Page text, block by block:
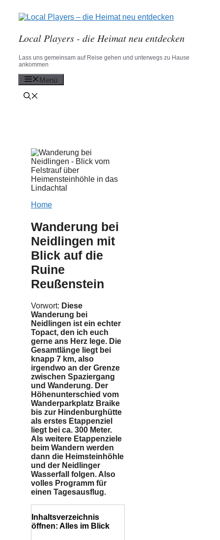
Inhalt
Local Players - die Heimat neu entdecken
Lass uns gemeinsam auf Reise gehen und unterwegs zu Hause
ankommen
Menü
Home
Wanderung bei
Neidlingen mit
Blick auf die
Ruine
Reußenstein
Vorwort: Diese
Wanderung bei
Neidlingen ist ein echter
Topact, den ich euch
gerne ans Herz lege. Die
Gesamtlänge liegt bei
knapp 7 km, also
irgendwo an der Grenze
zwischen Spaziergang
und Wanderung. Der
Höhenunterschied vom
Wanderparkplatz Braike
bis zur Hindenburghütte
als erstes Etappenziel
liegt bei ca. 300 Meter.
Als weitere Etappenziele
beim Wandern werden
dann die Heimsteinhöhle
und der Neidlinger
Wasserfall folgen. Also
volles Programm für
einen Tagesausflug.
Inhaltsverzeichnis
öffnen: Alles im Blick